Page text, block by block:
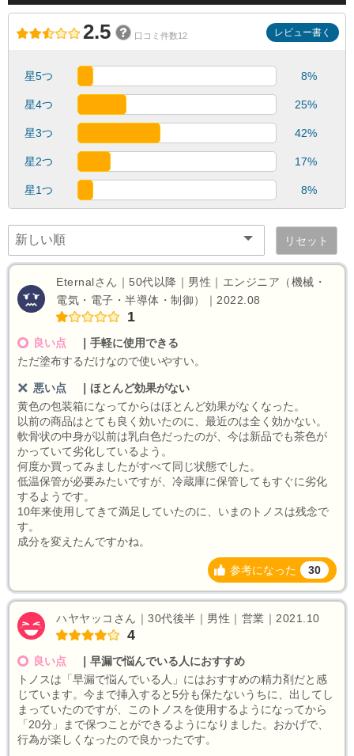
2.5 口コミ件数12 レビュー書く
星5つ 8%
星4つ 25%
星3つ 42%
星2つ 17%
星1つ 8%
リセット
Eternalさん｜50代以降｜男性｜エンジニア（機械・
電気・電子・半導体・制御）｜2022.08
1
良い点
手軽に使用できる
ただ塗布するだけなので使いやすい。
悪い点
ほとんど効果がない
黄色の包装箱になってからはほとんど効果がなくなった。
以前の商品はとても良く効いたのに、最近のは全く効かない。
軟骨状の中身が以前は乳白色だったのが、今は新品でも茶色が
かっていて劣化しているよう。
何度か買ってみましたがすべて同じ状態でした。
低温保管が必要みたいですが、冷蔵庫に保管してもすぐに劣化
するようです。
10年来使用してきて満足していたのに、いまのトノスは残念で
す。
成分を変えたんですかね。
参考になった 30
ハヤヤッコさん｜30代後半｜男性｜営業｜2021.10
4
良い点
早漏で悩んでいる人におすすめ
トノスは「早漏で悩んでいる人」にはおすすめの精力剤だと感
じています。今まで挿入すると5分も保たないうちに、出してし
まっていたのですが、このトノスを使用するようになってから
「20分」まで保つことができるようになりました。おかげで、
行為が楽しくなったので良かったです。